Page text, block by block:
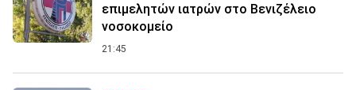
επιμελητών ιατρών στο Βενιζέλειο
νοσοκομείο
21:45